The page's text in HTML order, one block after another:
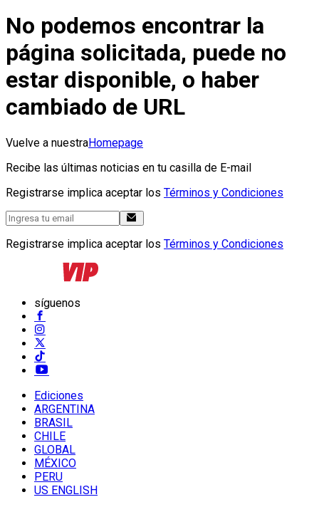
No podemos encontrar la
página solicitada, puede no
estar disponible, o haber
cambiado de URL
Vuelve a nuestraHomepage
Recibe las últimas noticias en tu casilla de E-mail
Registrarse implica aceptar los Términos y Condiciones
Registrarse implica aceptar los Términos y Condiciones
síguenos
Ediciones
ARGENTINA
BRASIL
CHILE
GLOBAL
MÉXICO
PERU
US ENGLISH